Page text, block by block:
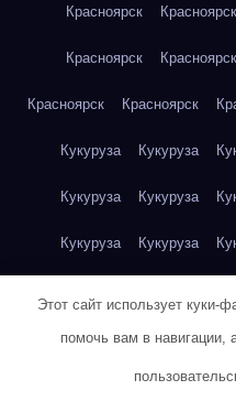
Красноярск Красноярск
Красноярск Красноярск
Красноярск Красноярск
Кукуруза Кукуруза
Кукуруза Кукуруза
Кукуруза Кукуруза
Куриная грудка
Куриная грудка
Этот сайт использует куки-
помочь вам в навигации,